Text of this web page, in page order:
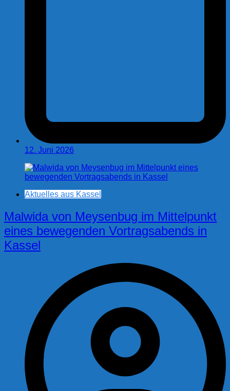
12. Juni 2026
Aktuelles aus Kassel
Malwida von Meysenbug im Mittelpunkt
eines bewegenden Vortragsabends in
Kassel